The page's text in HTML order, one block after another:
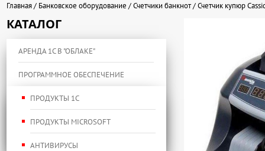
Главная Банковское оборудование Счетчики банкнот Счетчик купюр
КАТАЛОГ
АРЕНДА 1С В "ОБЛАКЕ"
ПРОГРАММНОЕ ОБЕСПЕЧЕНИЕ
ПРОДУКТЫ 1С
ПРОДУКТЫ MICROSOFT
АНТИВИРУСЫ